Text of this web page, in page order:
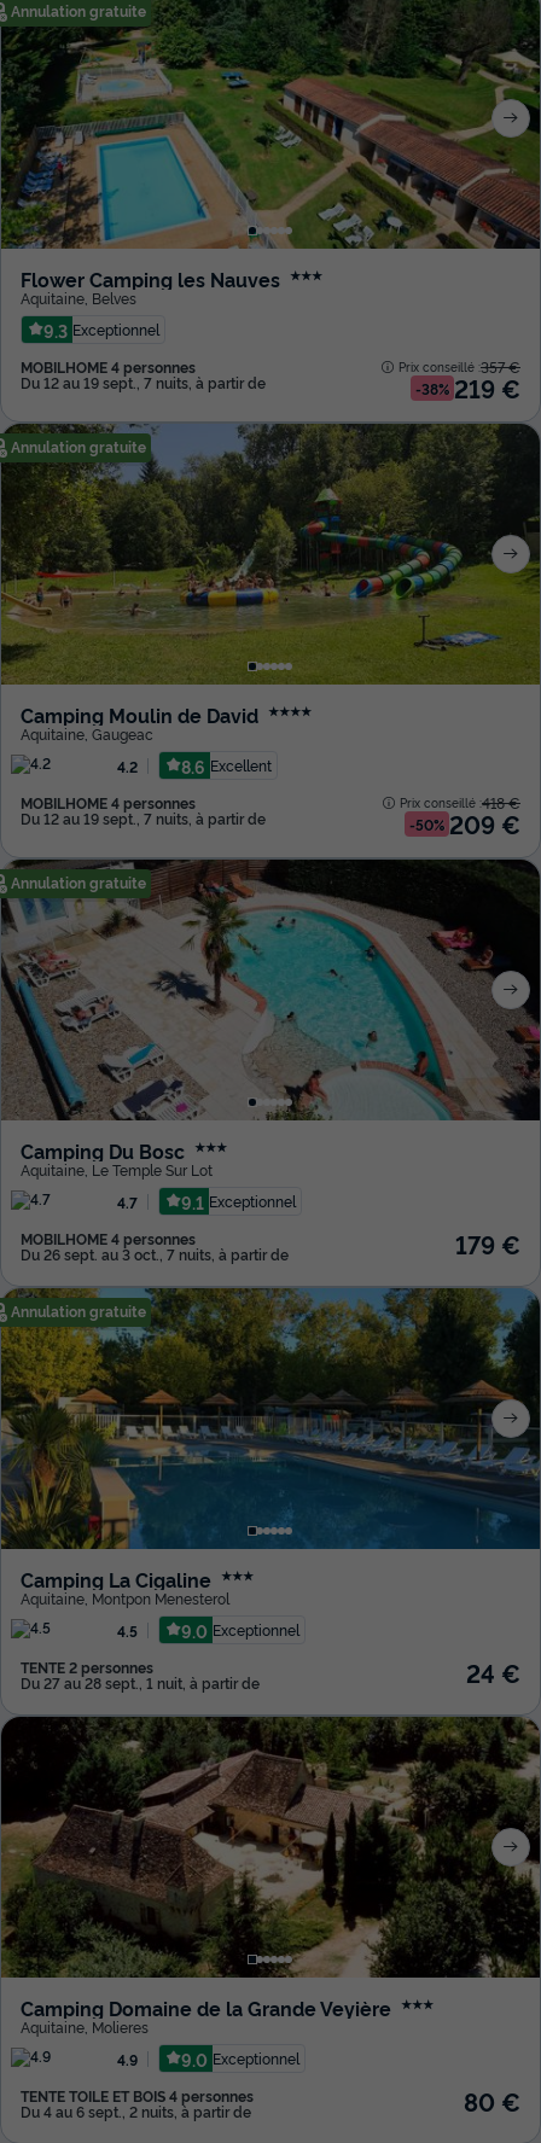
Annulation gratuite
Flower Camping les Nauves ★★★
Aquitaine Belves
9.3 Exceptionnel
MOBILHOME 4 personnes
Du 12 au 19 sept., 7 nuits, à partir de
Prix conseillé :357 €
-38% 219 €
Annulation gratuite
Camping Moulin de David ★★★★
Aquitaine Gaugeac
4.2
8.6 Excellent
MOBILHOME 4 personnes
Du 12 au 19 sept., 7 nuits, à partir de
Prix conseillé :418 €
-50% 209 €
Annulation gratuite
Camping Du Bosc ★★★
Aquitaine Le Temple Sur Lot
4.7
9.1 Exceptionnel
MOBILHOME 4 personnes
Du 26 sept. au 3 oct., 7 nuits, à partir de 179 €
Annulation gratuite
Camping La Cigaline ★★★
Aquitaine Montpon Menesterol
4.5
9.0 Exceptionnel
TENTE 2 personnes
Du 27 au 28 sept., 1 nuit, à partir de 24 €
Camping Domaine de la Grande Veyière ★★★
Aquitaine Molieres
4.9
9.0 Exceptionnel
TENTE TOILE ET BOIS 4 personnes
Du 4 au 6 sept., 2 nuits, à partir de 80 €